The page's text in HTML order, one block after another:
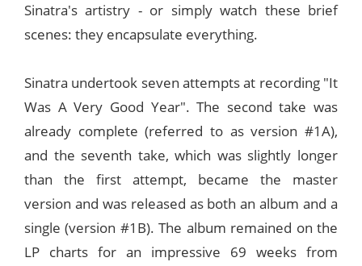
Sinatra's artistry - or simply watch these brief
scenes: they encapsulate everything.
Sinatra undertook seven attempts at recording "It
Was A Very Good Year". The second take was
already complete (referred to as version #1A),
and the seventh take, which was slightly longer
than the first attempt, became the master
version and was released as both an album and a
single (version #1B). The album remained on the
LP charts for an impressive 69 weeks from